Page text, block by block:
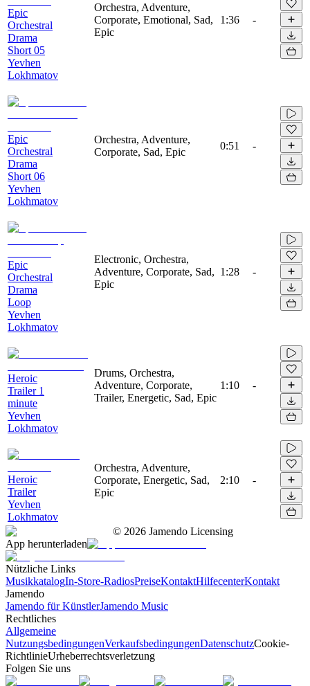
Epic
Orchestral
Drama
Short 05
Yevhen
Lokhmatov
Orchestra, Adventure,
Corporate, Emotional, Sad,
Epic
1:36 -
Epic
Orchestral
Drama
Short 06
Yevhen
Lokhmatov
Orchestra, Adventure,
Corporate, Sad, Epic
0:51 -
Epic
Orchestral
Drama
Loop
Yevhen
Lokhmatov
Electronic, Orchestra,
Adventure, Corporate, Sad,
Epic
1:28 -
Heroic
Trailer 1
minute
Yevhen
Lokhmatov
Drums, Orchestra,
Adventure, Corporate,
Trailer, Energetic, Sad, Epic
1:10 -
Heroic
Trailer
Yevhen
Lokhmatov
Orchestra, Adventure,
Corporate, Energetic, Sad,
Epic
2:10 -
© 2026 Jamendo Licensing
App herunterladen
Nützliche Links
MusikkatalogIn-Store-RadiosPreiseKontaktHilfecenterKontakt
Jamendo
Jamendo für KünstlerJamendo Music
Rechtliches
Allgemeine
NutzungsbedingungenVerkaufsbedingungenDatenschutzCookie-
RichtlinieUrheberrechtsverletzung
Folgen Sie uns